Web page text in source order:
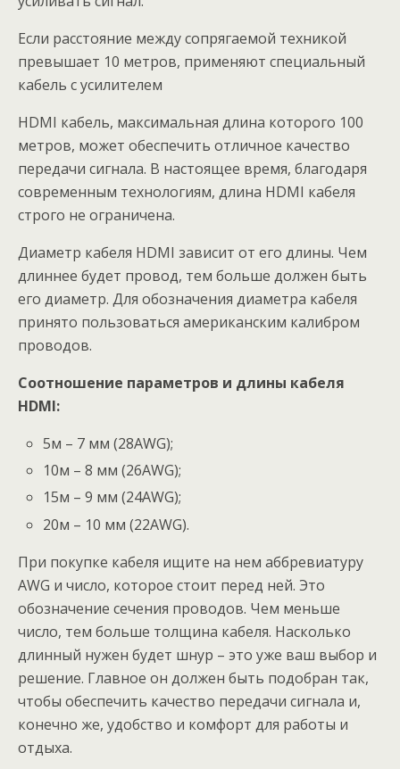
Если расстояние между сопрягаемой техникой
превышает 10 метров, применяют специальный
кабель с усилителем
HDMI кабель, максимальная длина которого 100
метров, может обеспечить отличное качество
передачи сигнала. В настоящее время, благодаря
современным технологиям, длина HDMI кабеля
строго не ограничена.
Диаметр кабеля HDMI зависит от его длины. Чем
длиннее будет провод, тем больше должен быть
его диаметр. Для обозначения диаметра кабеля
принято пользоваться американским калибром
проводов.
Соотношение параметров и длины кабеля
HDMI:
5м – 7 мм (28AWG);
10м – 8 мм (26AWG);
15м – 9 мм (24AWG);
20м – 10 мм (22AWG).
При покупке кабеля ищите на нем аббревиатуру
AWG и число, которое стоит перед ней. Это
обозначение сечения проводов. Чем меньше
число, тем больше толщина кабеля. Насколько
длинный нужен будет шнур – это уже ваш выбор и
решение. Главное он должен быть подобран так,
чтобы обеспечить качество передачи сигнала и,
конечно же, удобство и комфорт для работы и
отдыха.